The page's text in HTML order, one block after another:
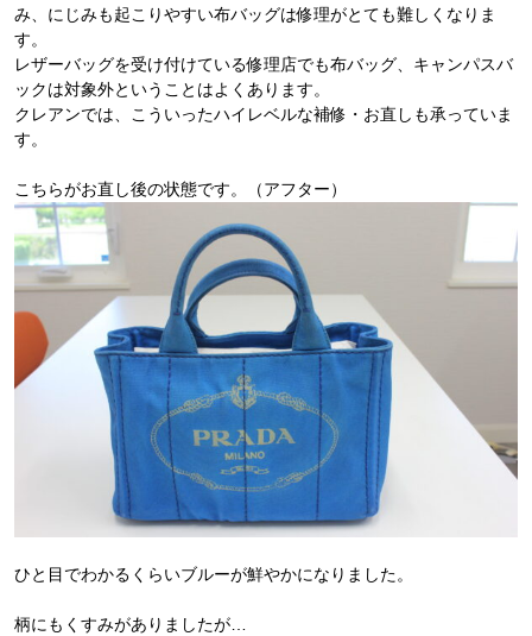
み、にじみも起こりやすい布バッグは修理がとても難しくなりま
す。
レザーバッグを受け付けている修理店でも布バッグ、キャンパスバ
ックは対象外ということはよくあります。
クレアンでは、こういったハイレベルな補修・お直しも承っていま
す。
こちらがお直し後の状態です。（アフター）
ひと目でわかるくらいブルーが鮮やかになりました。
柄にもくすみがありましたが…